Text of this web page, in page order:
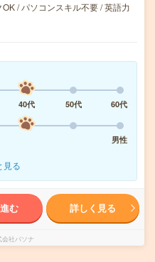
/ パソコンスキル不要 / 英語力
40代 50代
60代
男性
見る
む 詳しく見る
会社パソナ